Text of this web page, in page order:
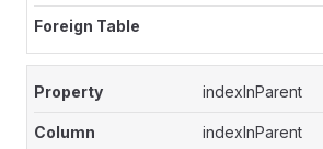
indexInParent
indexInParent